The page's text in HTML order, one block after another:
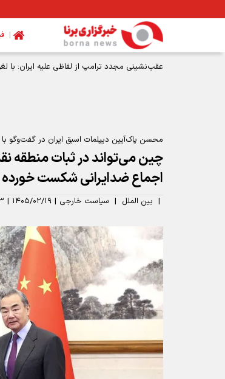
|
عقب‌نشینی مجدد ترامپ از لفاظی علیه ایران: با
محسن پاک‌آیین دیپلمات اسبق ایران در گفت‌وگو با
چین می‌تواند در ثبات منطقه
اجماع ضدایرانی شکست
| بین الملل | سیاست خارجی | ۱۴۰۵/۰۲/۱۹ |